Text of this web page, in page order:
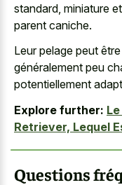
standard, miniature
parent caniche.
Leur pelage peut
généralement peu
potentiellement
Explore further:
Retriever, Lequel
Questions